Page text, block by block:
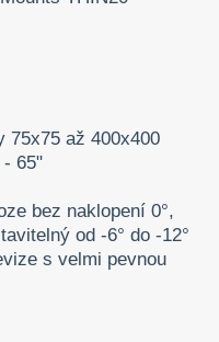
75x75 až 400x400
- 65"
bez naklopení 0°,
od -6° do -12°
s velmi pevnou